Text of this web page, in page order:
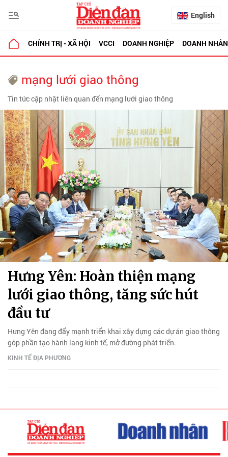
English
CHÍNH TRỊ - XÃ HỘI VCCI DOANH NGHIỆP DOANH NHÂN
mạng lưới giao thông
Tin tức cập nhật liên quan đến mạng lưới giao thông
Hưng Yên: Hoàn thiện mạng
lưới giao thông, tăng sức hút
đầu tư
Hưng Yên đang đẩy mạnh triển khai xây dựng các dự án giao thông
góp phần tạo hành lang kinh tế, mở đường phát triển.
KINH TẾ ĐỊA PHƯƠNG